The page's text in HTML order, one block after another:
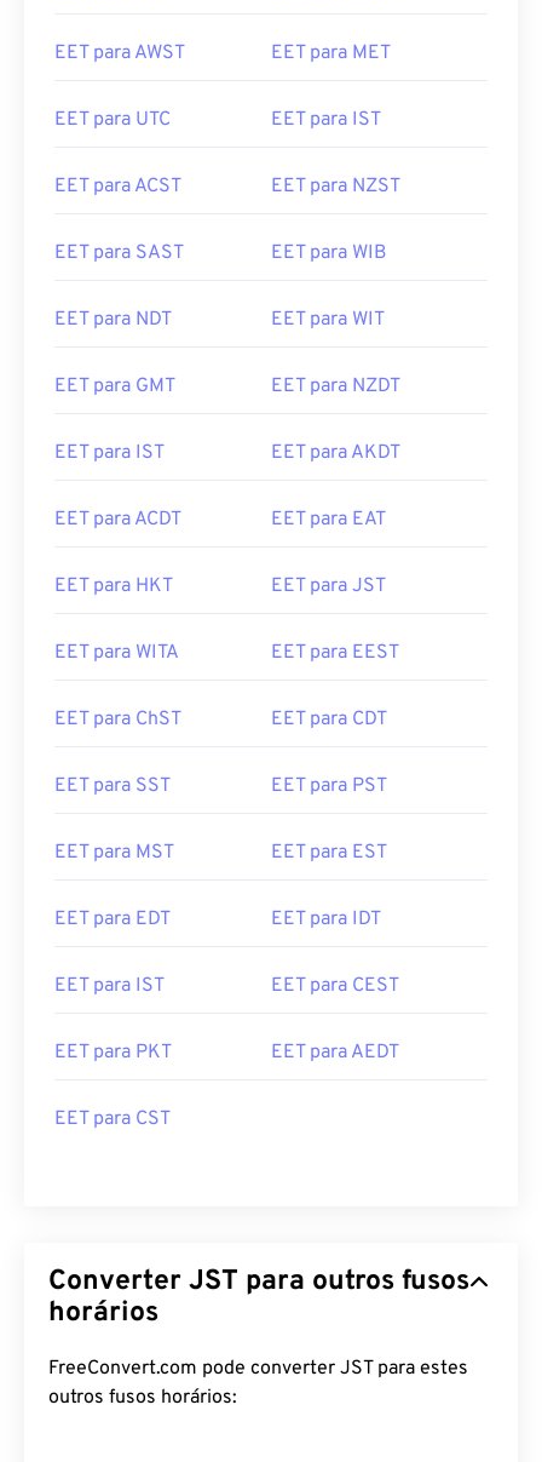
EET para AWST EET para MET
EET para UTC EET para IST
EET para ACST EET para NZST
EET para SAST EET para WIB
EET para NDT EET para WIT
EET para GMT EET para NZDT
EET para IST EET para AKDT
EET para ACDT EET para EAT
EET para HKT EET para JST
EET para WITA EET para EEST
EET para ChST EET para CDT
EET para SST EET para PST
EET para MST EET para EST
EET para EDT EET para IDT
EET para IST EET para CEST
EET para PKT EET para AEDT
EET para CST
Converter JST para outros fusos
horários
FreeConvert.com pode converter JST para estes
outros fusos horários: